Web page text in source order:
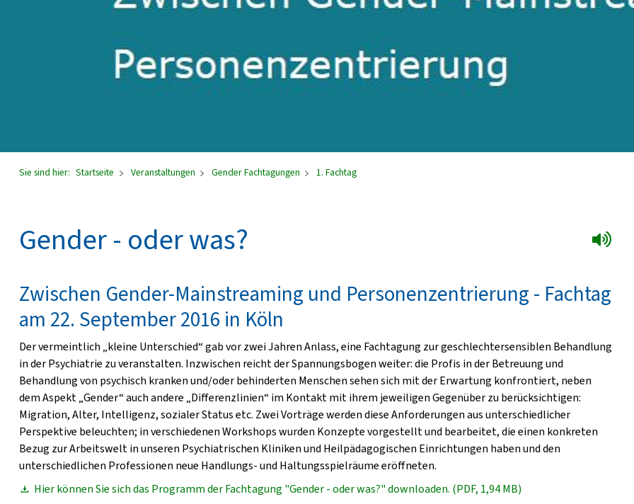
Sie sind hier: Startseite Veranstaltungen Gender Fachtagungen 1. Fachtag
Gender - oder was?
Zwischen Gender-Mainstreaming und Personenzentrierung - Fachtag
am 22. September 2016 in Köln
Der vermeintlich „kleine Unterschied“ gab vor zwei Jahren Anlass, eine Fachtagung zur geschlechtersensiblen Behandlung
in der Psychiatrie zu veranstalten. Inzwischen reicht der Spannungsbogen weiter: die Profis in der Betreuung und
Behandlung von psychisch kranken und/oder behinderten Menschen sehen sich mit der Erwartung konfrontiert, neben
dem Aspekt „Gender“ auch andere „Differenzlinien“ im Kontakt mit ihrem jeweiligen Gegenüber zu berücksichtigen:
Migration, Alter, Intelligenz, sozialer Status etc. Zwei Vorträge werden diese Anforderungen aus unterschiedlicher
Perspektive beleuchten; in verschiedenen Workshops wurden Konzepte vorgestellt und bearbeitet, die einen konkreten
Bezug zur Arbeitswelt in unseren Psychiatrischen Kliniken und Heilpädagogischen Einrichtungen haben und den
unterschiedlichen Professionen neue Handlungs- und Haltungsspielräume eröffneten.
Hier können Sie sich das Programm der Fachtagung "Gender - oder was?" downloaden. (PDF, 1,94 MB)